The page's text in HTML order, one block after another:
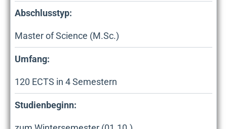
Abschlusstyp:
Master of Science (M.Sc.)
Umfang:
120 ECTS in 4Semestern
Studienbeginn: